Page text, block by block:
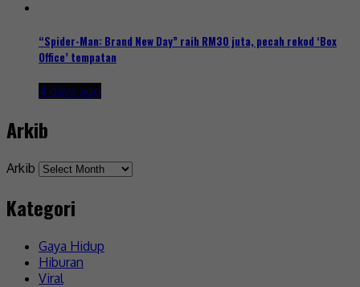
“Spider-Man: Brand New Day” raih RM30 juta, pecah rekod ‘Box
Office’ tempatan
4 days ago
Arkib
Arkib
Kategori
Gaya Hidup
Hiburan
Viral